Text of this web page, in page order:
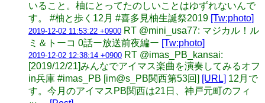
いること。柚にとってたのしいことはゆずれないんで
す。 #柚と歩く12月 #喜多見柚生誕祭2019 [Tw:photo]
2019-12-02 11:53:22 +0900 RT @mini_usa77: マジカル！ル
ミ＆トーコ 0話ー放送前夜編ー [Tw:photo]
2019-12-02 12:38:14 +0900 RT @imas_PB_kansai:
[2019/12/21]みんなでアイマス楽曲を演奏してみるオフ
in兵庫 #imas_PB [im@s_PB関西第53回] [URL] 12月で
す。今月のアイマスPB関西は21日、神戸元町のフィ